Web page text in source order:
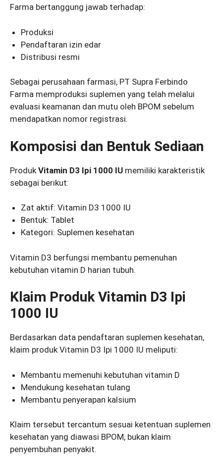
Farma bertanggung jawab terhadap:
Produksi
Pendaftaran izin edar
Distribusi resmi
Sebagai perusahaan farmasi, PT Supra Ferbindo
Farma memproduksi suplemen yang telah melalui
evaluasi keamanan dan mutu oleh BPOM sebelum
mendapatkan nomor registrasi.
Komposisi dan Bentuk Sediaan
Produk Vitamin D3 Ipi 1000 IU memiliki karakteristik
sebagai berikut:
Zat aktif: Vitamin D3 1000 IU
Bentuk: Tablet
Kategori: Suplemen kesehatan
Vitamin D3 berfungsi membantu pemenuhan
kebutuhan vitamin D harian tubuh.
Klaim Produk Vitamin D3 Ipi
1000 IU
Berdasarkan data pendaftaran suplemen kesehatan,
klaim produk Vitamin D3 Ipi 1000 IU meliputi:
Membantu memenuhi kebutuhan vitamin D
Mendukung kesehatan tulang
Membantu penyerapan kalsium
Klaim tersebut tercantum sesuai ketentuan suplemen
kesehatan yang diawasi BPOM, bukan klaim
penyembuhan penyakit.